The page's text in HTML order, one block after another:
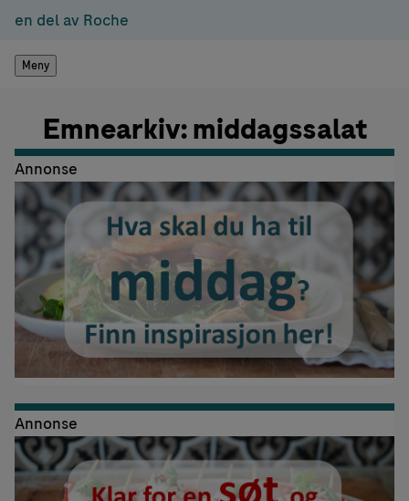
en del av Roche
Meny
Emnearkiv: middagssalat
Annonse
Annonse